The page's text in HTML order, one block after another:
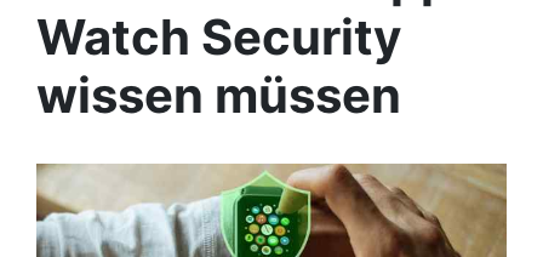
Watch Security
wissen müssen